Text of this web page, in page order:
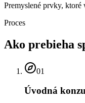
Premyslené prvky, ktoré
Proces
Ako prebieha
01
Úvodná